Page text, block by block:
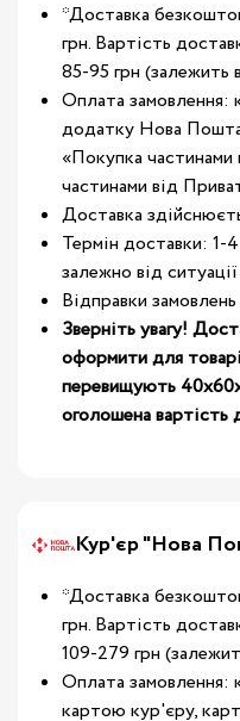
*Доставка
грн. Вартість
85-95 грн (залежить
Оплата замовлення:
додатку Нова
«Покупка
частинами від
Доставка
Термін доставки: 1-
залежно від ситуації
Відправки
Зверніть увагу!
оформити для
перевищують
оголошена вартість
Кур'єр "Нова
*Доставка
грн. Вартість
109-279 грн
Оплата замовлення:
картою кур'єру,